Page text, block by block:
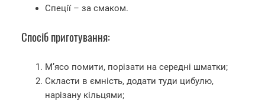
Спеції – за смаком.
Спосіб приготування:
М’ясо помити, порізати на середні шматки;
Скласти в ємність, додати туди цибулю,
нарізану кільцями;